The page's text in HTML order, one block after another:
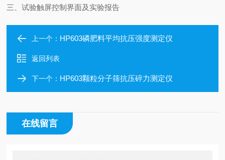
三、试验触屏控制界面及实验报告
上一个： HP603磷肥料平均抗压强度测定仪
返回列表
下一个： HP603颗粒分子筛抗压碎力测定仪
在线留言